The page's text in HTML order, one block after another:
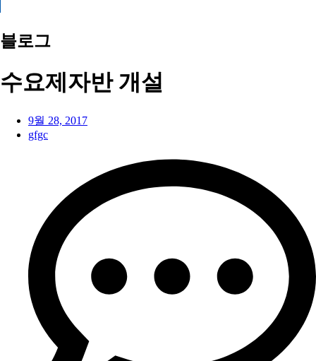
블로그
수요제자반 개설
9월 28, 2017
gfgc